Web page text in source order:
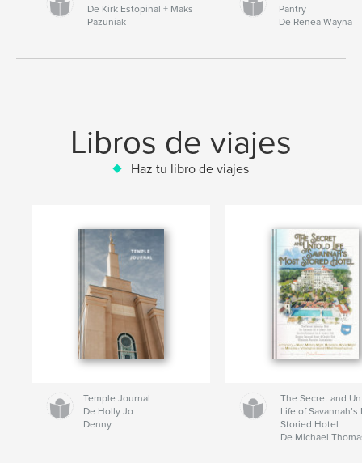
De Kirk Estopinal + Maks
Pazuniak
Pantry
De Renea Wayna
Libros de viajes
Haz tu libro de viajes
Temple Journal
De Holly Jo
Denny
The Secret and
Life of Savannah’s
Storied Hotel
De Michael